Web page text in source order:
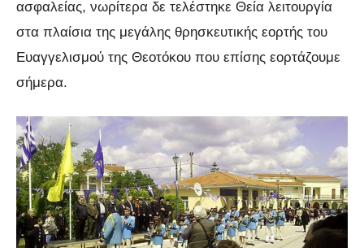
ασφαλείας, νωρίτερα δε τελέστηκε Θεία λειτουργία
στα πλαίσια της μεγάλης θρησκευτικής εορτής του
Ευαγγελισμού της Θεοτόκου που επίσης εορτάζουμε
σήμερα.